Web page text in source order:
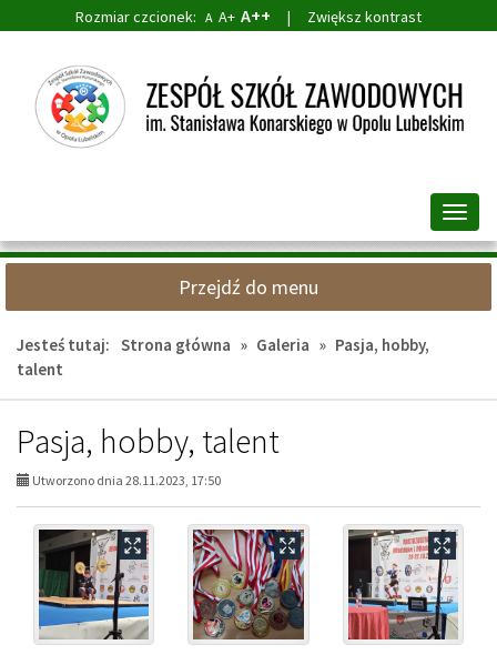
głównej
treści
wyszukiwarki
Rozmiar czcionek: A A+ A++ | Zwiększ kontrast
Przejdź do menu
Jesteś tutaj: Strona główna » Galeria » Pasja, hobby,
talent
Pasja, hobby, talent
Utworzono dnia 28.11.2023, 17:50